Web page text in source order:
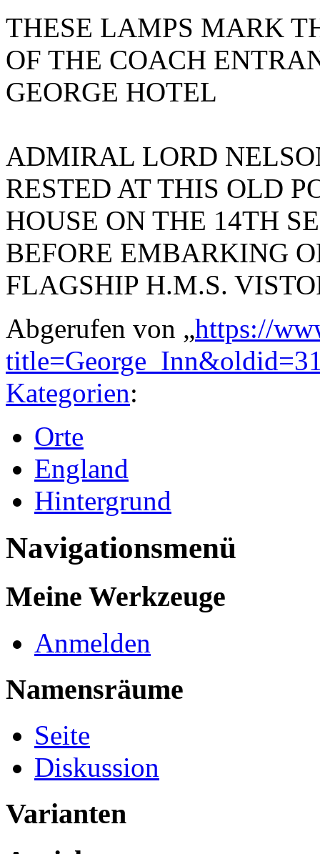
THESE LAMPS MARK
OF THE COACH
GEORGE HOTEL
ADMIRAL LORD
RESTED AT THIS OLD
HOUSE ON THE 14TH
BEFORE EMBARKING
FLAGSHIP H.M.S.
Abgerufen von „https://
Kategorien:
Orte
England
Hintergrund
Navigationsmenü
Meine Werkzeuge
Anmelden
Namensräume
Seite
Diskussion
Varianten